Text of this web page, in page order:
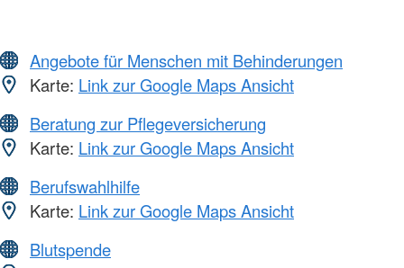
Angebote für Menschen mit Behinderungen
Karte: Link zur Google Maps Ansicht
Beratung zur Pflegeversicherung
Karte: Link zur Google Maps Ansicht
Berufswahlhilfe
Karte: Link zur Google Maps Ansicht
Blutspende